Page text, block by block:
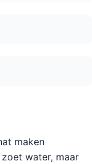
maken
water, maar